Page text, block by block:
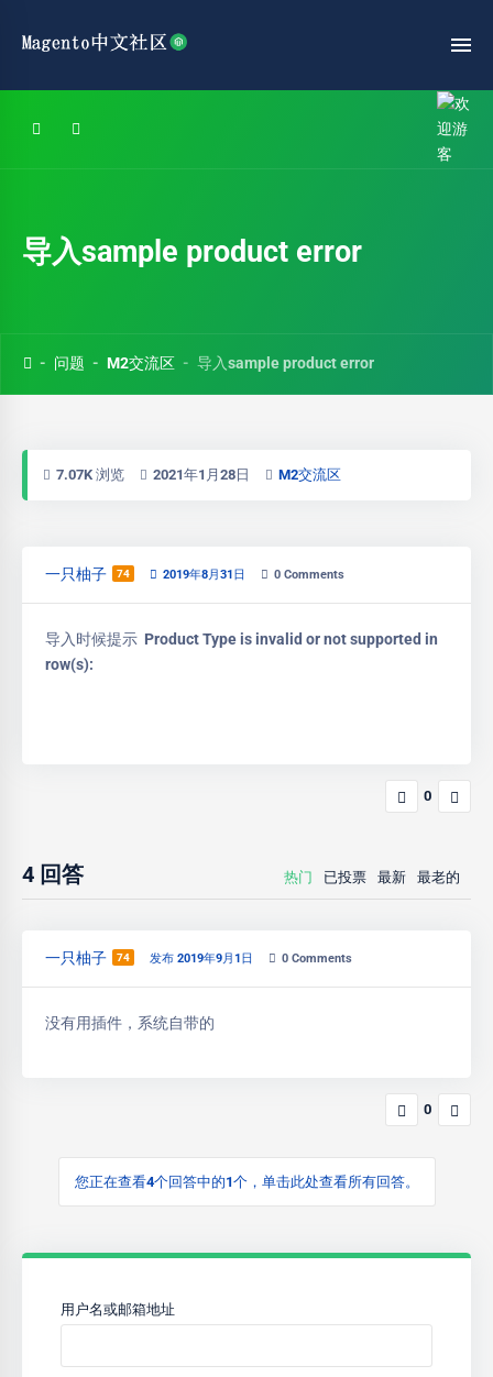
导入sample product error
问题 M2交流区 导入sample product error
7.07K 浏览 2021年1月28日 M2交流区
一只柚子 74 2019年8月31日 0 Comments
导入时候提示 Product Type is invalid or not supported in
row(s):
0
4 回答 热门 已投票 最新 最老的
一只柚子 74 发布 2019年9月1日 0 Comments
没有用插件，系统自带的
0
您正在查看4个回答中的1个，单击此处查看所有回答。
用户名或邮箱地址